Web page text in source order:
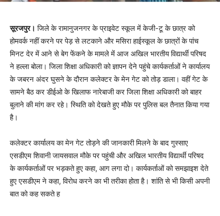
सूरजपुर। जिले के रामानुजनगर के प्राइवेट स्कूल में केजी-टू के छात्र को
होमवर्क नहीं करने पर पेड़ से लटकाने और मसिरा हाईस्कूल के छात्रों के पांच
मिनट देर में आने से बेग फेंकने के मामले में आज अखिल भारतीय विद्यार्थी परिषद
ने हल्ला बोला। जिला शिक्षा अधिकारी को ज्ञापन देने पहुंचे कार्यकर्ताओं ने कार्यालय
के जबरन अंदर घुसने के दौरान कलेक्टर के मेन गेट को तोड़ डाला। वहीं गेट के
सामने बैठ कर डीईओ के खिलाफ नारेबाजी कर जिला शिक्षा अधिकारी को बाहर
बुलाने की मांग कर रहे। स्थिति को देखते हुए मौके पर पुलिस बल तैनात किया गया
है।
कलेक्टर कार्यालय का मेन गेट तोड़ने की जानकारी मिलने के बाद गुस्साए
एसडीएम शिवानी जायसवाल मौके पर पहुंची और अखिल भारतीय विद्यार्थी परिषद
के कार्यकर्ताओं पर भड़कते हुए कहा, आग लगा दो। कार्यकर्ताओं को समझाइश देते
हुए एसडीएम ने कहा, विरोध करने का भी तरीका होता है। शांति से भी किसी अपनी
बात को कह सकते ह